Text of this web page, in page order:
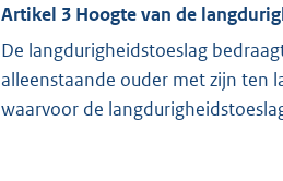
Artikel 3 Hoogte van de
De langdurigheidstoeslag
alleenstaande ouder met zijn ten
waarvoor de